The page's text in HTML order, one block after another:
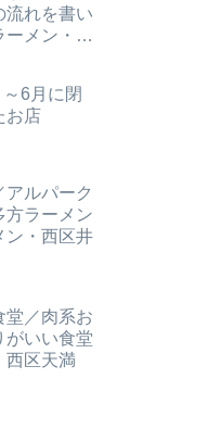
流れを書い
ーメン・東
6月に閉
お店
アルパーク
方ラーメン
ン・西区井
堂／肉系お
がいい食堂
西区天満